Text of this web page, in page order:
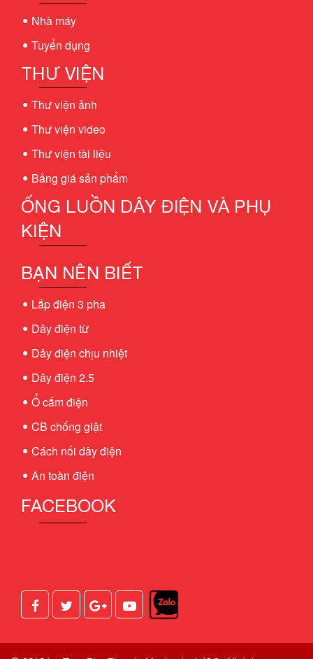
Nhà máy
Tuyển dụng
THƯ VIỆN
Thư viện ảnh
Thư viện video
Thư viện tài liệu
Bảng giá sản phẩm
ỐNG LUỒN DÂY ĐIỆN VÀ PHỤ
KIỆN
BẠN NÊN BIẾT
Lắp điện 3 pha
Dây điện từ
Dây điện chịu nhiệt
Dây điện 2.5
Ổ cắm điện
CB chống giật
Cách nối dây điện
An toàn điện
FACEBOOK